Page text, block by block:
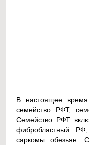
В настоящее
семейство РФТ,
Семейство РФТ
фибробластный
саркомы обезьян.